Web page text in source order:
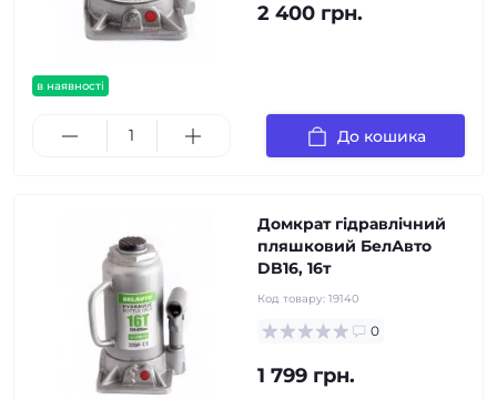
в наявності
2 400 грн.
До кошика
Домкрат гідравлічний
пляшковий БелАвто
DB16, 16т
Код товару: 19140
0
1 799 грн.